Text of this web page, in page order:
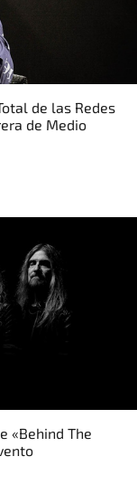
de las Redes
de Medio
«Behind The